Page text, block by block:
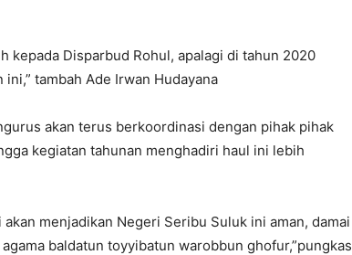
kepada Disparbud Rohul, apalagi di tahun 2020
tambah Ade Irwan Hudayana
akan terus berkoordinasi dengan pihak pihak
kegiatan tahunan menghadiri haul ini lebih
menjadikan Negeri Seribu Suluk ini aman, damai
baldatun toyyibatun warobbun ghofur,”pungkas